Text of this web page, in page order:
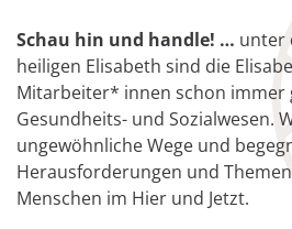
Schau hin und handle! … unter
heiligen Elisabeth sind die
Mitarbeiter* innen schon immer
Gesundheits- und Sozialwesen.
ungewöhnliche Wege und
Herausforderungen und
Menschen im Hier und Jetzt.